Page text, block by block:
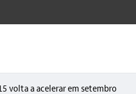
volta a acelerar em setembro